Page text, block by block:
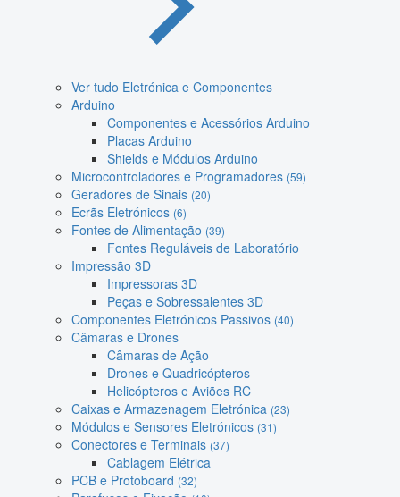
Ver tudo Eletrónica e Componentes
Arduino
Componentes e Acessórios Arduino
Placas Arduino
Shields e Módulos Arduino
Microcontroladores e Programadores (59)
Geradores de Sinais (20)
Ecrãs Eletrónicos (6)
Fontes de Alimentação (39)
Fontes Reguláveis de Laboratório
Impressão 3D
Impressoras 3D
Peças e Sobressalentes 3D
Componentes Eletrónicos Passivos (40)
Câmaras e Drones
Câmaras de Ação
Drones e Quadricópteros
Helicópteros e Aviões RC
Caixas e Armazenagem Eletrónica (23)
Módulos e Sensores Eletrónicos (31)
Conectores e Terminais (37)
Cablagem Elétrica
PCB e Protoboard (32)